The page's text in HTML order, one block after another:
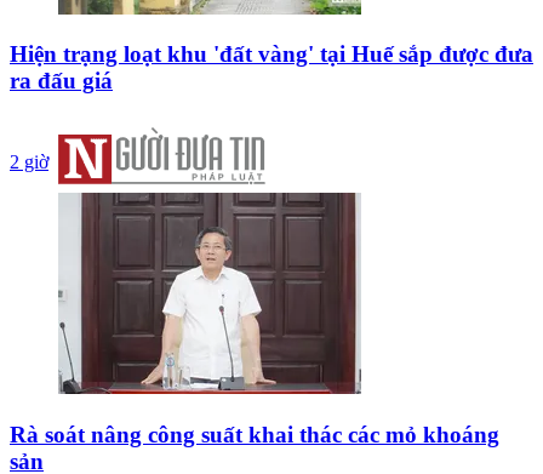
Hiện trạng loạt khu 'đất vàng' tại Huế sắp được đưa
ra đấu giá
2 giờ
Rà soát nâng công suất khai thác các mỏ khoáng
sản